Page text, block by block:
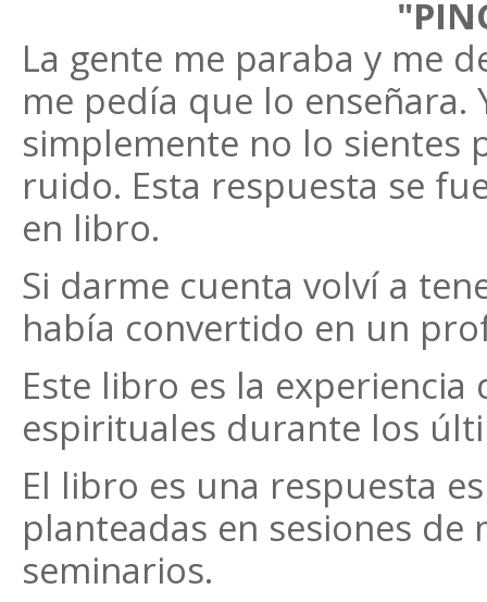
La gente me paraba y me
me pedía que lo enseñara.
simplemente no lo sientes
ruido. Esta respuesta se
en libro.
Si darme cuenta volví a
había convertido en un
Este libro es la
espirituales durante los
El libro es una respuesta
planteadas en sesiones
seminarios.